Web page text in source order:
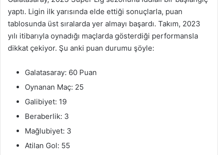
yaptı. Ligin ilk yarısında elde ettiği sonuçlarla, puan
tablosunda üst sıralarda yer almayı başardı. Takım, 2023
yılı itibarıyla oynadığı maçlarda gösterdiği performansla
dikkat çekiyor. Şu anki puan durumu şöyle:
Galatasaray: 60 Puan
Oynanan Maç: 25
Galibiyet: 19
Beraberlik: 3
Mağlubiyet: 3
Atilan Gol: 55